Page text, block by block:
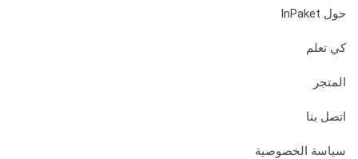
حول InPaket
كي تعلم
المتجر
اتصل بنا
سياسة الخصوصية